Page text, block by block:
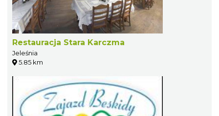
Restauracja Stara Karczma
Jeleśnia
5.85 km